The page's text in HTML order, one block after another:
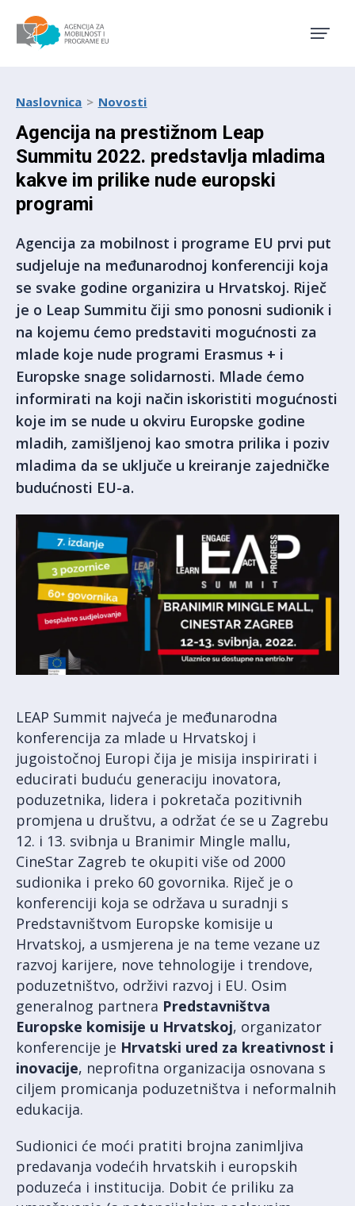
Naslovnica Novosti
Agencija na prestižnom Leap
Summitu 2022. predstavlja mladima
kakve im prilike nude europski
programi
Agencija za mobilnost i programe EU prvi put
sudjeluje na međunarodnoj konferenciji koja
se svake godine organizira u Hrvatskoj. Riječ
je o Leap Summitu čiji smo ponosni sudionik i
na kojemu ćemo predstaviti mogućnosti za
mlade koje nude programi Erasmus + i
Europske snage solidarnosti. Mlade ćemo
informirati na koji način iskoristiti mogućnosti
koje im se nude u okviru Europske godine
mladih, zamišljenoj kao smotra prilika i poziv
mladima da se uključe u kreiranje zajedničke
budućnosti EU-a.
LEAP Summit najveća je međunarodna
konferencija za mlade u Hrvatskoj i
jugoistočnoj Europi čija je misija inspirirati i
educirati buduću generaciju inovatora,
poduzetnika, lidera i pokretača pozitivnih
promjena u društvu, a održat će se u Zagrebu
12. i 13. svibnja u Branimir Mingle mallu,
CineStar Zagreb te okupiti više od 2000
sudionika i preko 60 govornika. Riječ je o
konferenciji koja se održava u suradnji s
Predstavništvom Europske komisije u
Hrvatskoj, a usmjerena je na teme vezane uz
razvoj karijere, nove tehnologije i trendove,
poduzetništvo, održivi razvoj i EU. Osim
generalnog partnera Predstavništva
Europske komisije u Hrvatskoj, organizator
konferencije je Hrvatski ured za kreativnost i
inovacije, neprofitna organizacija osnovana s
ciljem promicanja poduzetništva i neformalnih
edukacija.
Sudionici će moći pratiti brojna zanimljiva
predavanja vodećih hrvatskih i europskih
poduzeća i institucija. Dobit će priliku za